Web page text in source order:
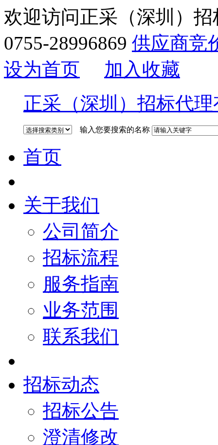
欢迎访问正采（深圳）
0755-28996869 供应商竞
设为首页
加入收藏
正采（深圳）招标代
输入您要搜索的名称
首页
关于我们
公司简介
招标流程
服务指南
业务范围
联系我们
招标动态
招标公告
澄清修改